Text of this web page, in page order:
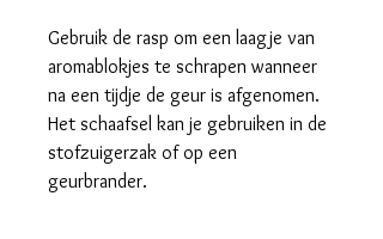
Gebruik de rasp om een laagje van
aromablokjes te schrapen wanneer
na een tijdje de geur is afgenomen.
Het schaafsel kan je gebruiken in de
stofzuigerzak of op een
geurbrander.